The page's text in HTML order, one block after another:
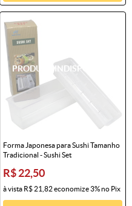
Forma Japonesa para Sushi Tamanho
Tradicional - Sushi Set
R$ 22,50
à vista R$ 21,82economize3%no Pix